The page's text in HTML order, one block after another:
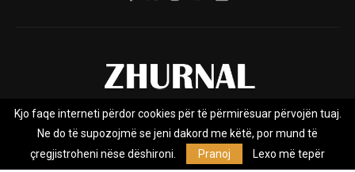
Rreth nesh Impresumi Marketing
Privacy Policy
Kjo faqe interneti përdor cookies për të përmirësuar përvojën tuaj.
Ne do të supozojmë se jeni dakord me këtë, por mund të
çregjistroheni nëse dëshironi.
Pranoj Lexo më tepër